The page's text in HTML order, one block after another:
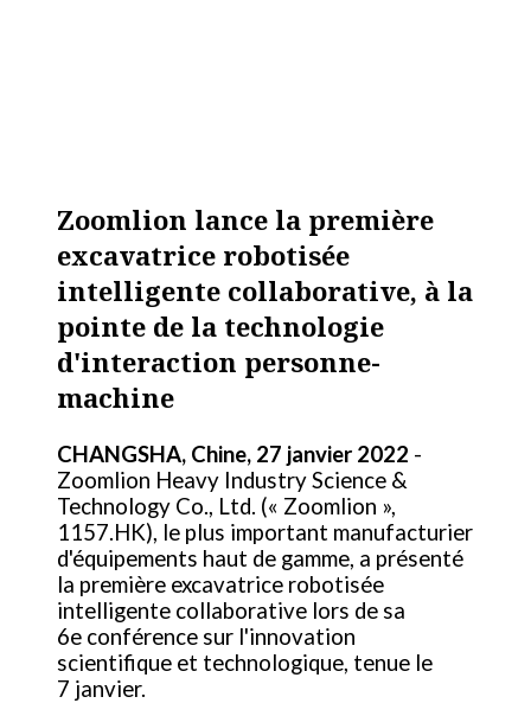
Zoomlion lance la première
excavatrice robotisée
intelligente collaborative, à la
pointe de la technologie
d'interaction personne-
machine
CHANGSHA, Chine, 27 janvier 2022 -
Zoomlion Heavy Industry Science &
Technology Co., Ltd. (« Zoomlion »,
1157.HK), le plus important manufacturier
d'équipements haut de gamme, a présenté
la première excavatrice robotisée
intelligente collaborative lors de sa
6e conférence sur l'innovation
scientifique et technologique, tenue le
7 janvier.